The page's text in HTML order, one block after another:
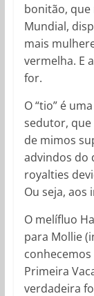
bonitão, que
Mundial,
mais
vermelha. E
for.
O “tio” é
sedutor, que
de mimos
advindos do
royalties
Ou seja, aos
O melífluo
para Mollie
conhecemos
Primeira
verdadeira